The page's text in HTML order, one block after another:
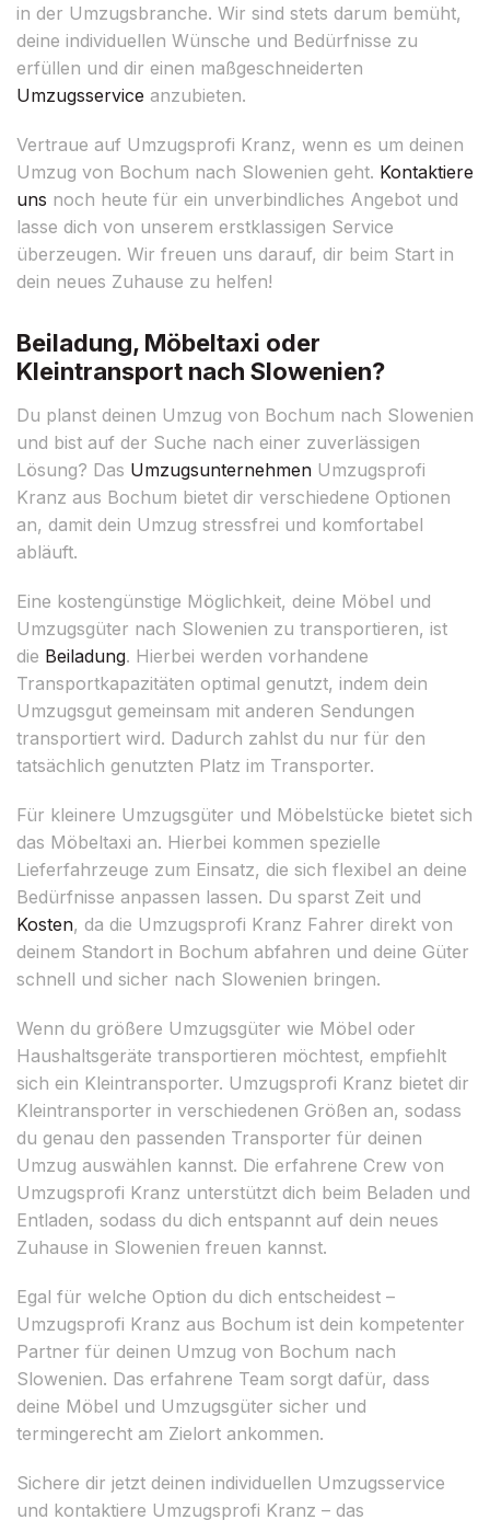
in der Umzugsbranche. Wir sind stets darum bemüht,
deine individuellen Wünsche und Bedürfnisse zu
erfüllen und dir einen maßgeschneiderten
Umzugsservice anzubieten.
Vertraue auf Umzugsprofi Kranz, wenn es um deinen
Umzug von Bochum nach Slowenien geht. Kontaktiere
uns noch heute für ein unverbindliches Angebot und
lasse dich von unserem erstklassigen Service
überzeugen. Wir freuen uns darauf, dir beim Start in
dein neues Zuhause zu helfen!
Beiladung, Möbeltaxi oder
Kleintransport nach Slowenien?
Du planst deinen Umzug von Bochum nach Slowenien
und bist auf der Suche nach einer zuverlässigen
Lösung? Das Umzugsunternehmen Umzugsprofi
Kranz aus Bochum bietet dir verschiedene Optionen
an, damit dein Umzug stressfrei und komfortabel
abläuft.
Eine kostengünstige Möglichkeit, deine Möbel und
Umzugsgüter nach Slowenien zu transportieren, ist
die Beiladung. Hierbei werden vorhandene
Transportkapazitäten optimal genutzt, indem dein
Umzugsgut gemeinsam mit anderen Sendungen
transportiert wird. Dadurch zahlst du nur für den
tatsächlich genutzten Platz im Transporter.
Für kleinere Umzugsgüter und Möbelstücke bietet sich
das Möbeltaxi an. Hierbei kommen spezielle
Lieferfahrzeuge zum Einsatz, die sich flexibel an deine
Bedürfnisse anpassen lassen. Du sparst Zeit und
Kosten, da die Umzugsprofi Kranz Fahrer direkt von
deinem Standort in Bochum abfahren und deine Güter
schnell und sicher nach Slowenien bringen.
Wenn du größere Umzugsgüter wie Möbel oder
Haushaltsgeräte transportieren möchtest, empfiehlt
sich ein Kleintransporter. Umzugsprofi Kranz bietet dir
Kleintransporter in verschiedenen Größen an, sodass
du genau den passenden Transporter für deinen
Umzug auswählen kannst. Die erfahrene Crew von
Umzugsprofi Kranz unterstützt dich beim Beladen und
Entladen, sodass du dich entspannt auf dein neues
Zuhause in Slowenien freuen kannst.
Egal für welche Option du dich entscheidest –
Umzugsprofi Kranz aus Bochum ist dein kompetenter
Partner für deinen Umzug von Bochum nach
Slowenien. Das erfahrene Team sorgt dafür, dass
deine Möbel und Umzugsgüter sicher und
termingerecht am Zielort ankommen.
Sichere dir jetzt deinen individuellen Umzugsservice
und kontaktiere Umzugsprofi Kranz – das